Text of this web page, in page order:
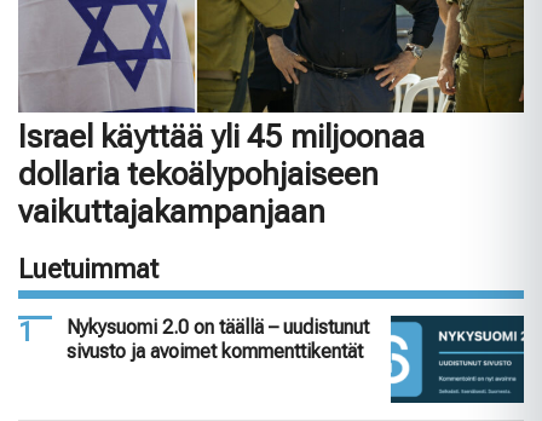
Israel käyttää yli 45 miljoonaa
dollaria tekoälypohjaiseen
vaikuttajakampanjaan
Luetuimmat
Nykysuomi 2.0 on täällä – uudistunut
sivusto ja avoimet kommenttikentät